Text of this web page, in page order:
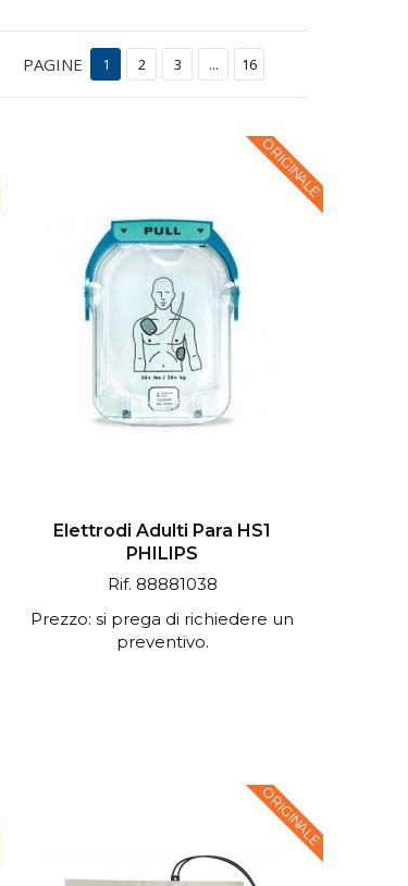
PAGINE 1 2 3 ... 16
ORIGINALE
Elettrodi Adulti Para HS1
PHILIPS
Rif. 88881038
Prezzo: si prega di richiedere un
preventivo.
ORIGINALE